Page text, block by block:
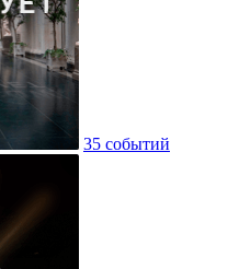
35 событий